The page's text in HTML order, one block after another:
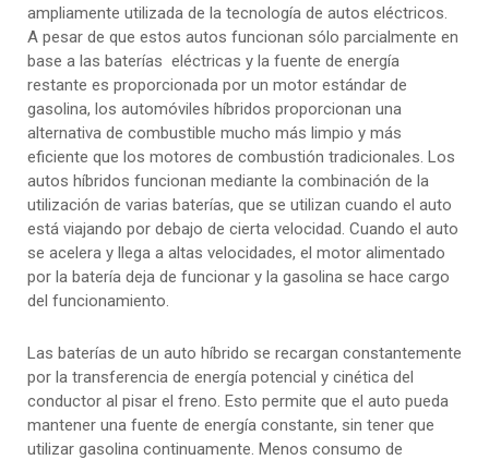
ampliamente utilizada de la tecnología de autos eléctricos.
A pesar de que estos autos funcionan sólo parcialmente en
base a las baterías eléctricas y la fuente de energía
restante es proporcionada por un motor estándar de
gasolina, los automóviles híbridos proporcionan una
alternativa de combustible mucho más limpio y más
eficiente que los motores de combustión tradicionales. Los
autos híbridos funcionan mediante la combinación de la
utilización de varias baterías, que se utilizan cuando el auto
está viajando por debajo de cierta velocidad. Cuando el auto
se acelera y llega a altas velocidades, el motor alimentado
por la batería deja de funcionar y la gasolina se hace cargo
del funcionamiento.
Las baterías de un auto híbrido se recargan constantemente
por la transferencia de energía potencial y cinética del
conductor al pisar el freno. Esto permite que el auto pueda
mantener una fuente de energía constante, sin tener que
utilizar gasolina continuamente. Menos consumo de